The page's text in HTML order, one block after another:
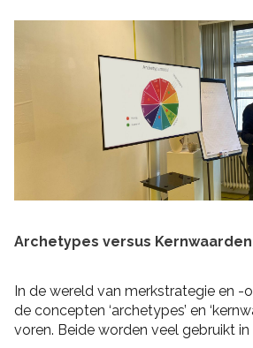
intern maken dat je dit gaat
Archetypes versus
In de wereld van merkstrategie en -
de concepten ‘archetypes’ en
voren. Beide worden veel gebruikt